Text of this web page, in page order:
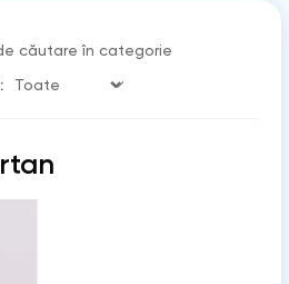
căutare în categorie